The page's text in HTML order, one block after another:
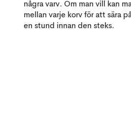
några varv. Om man vill kan
mellan varje korv för att sära
en stund innan den steks.